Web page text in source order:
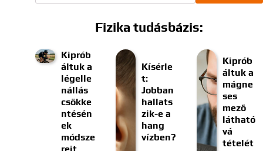
Fizika tudásbázis:
Kiprób
áltuk a
légelle
nállás
csökke
ntésén
ek
módsze
Kísérle
t:
Jobban
hallats
zik-e a
hang
vízben?
Kiprób
áltuk a
mágne
ses
mező
látható
vá
tételét